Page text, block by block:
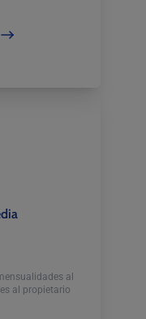
al
al propietario